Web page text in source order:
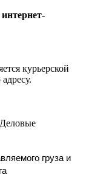
курьерской
груза и